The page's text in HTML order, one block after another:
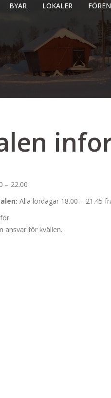
BYAR LOKALER
– 22.00
Alla lördagar 18.00 – 21.45
ansvar för kvällen.